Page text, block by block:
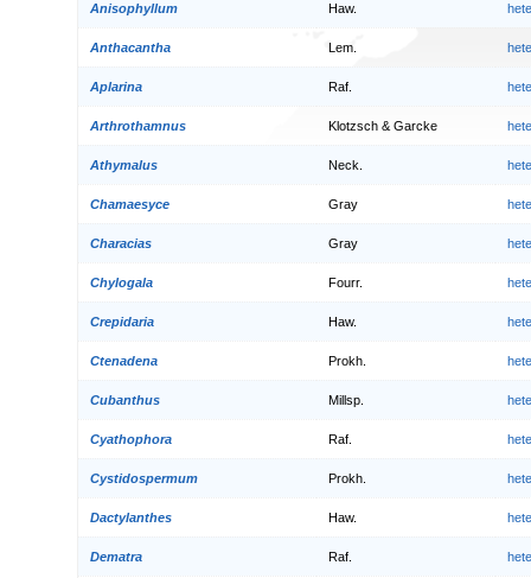
Anisophyllum Haw.
Anthacantha Lem.
Aplarina Raf.
Arthrothamnus Klotzsch & Garcke
Athymalus Neck.
Chamaesyce Gray
Characias Gray
Chylogala Fourr.
Crepidaria Haw.
Ctenadena Prokh.
Cubanthus Millsp.
Cyathophora Raf.
Cystidospermum Prokh.
Dactylanthes Haw.
Dematra Raf.